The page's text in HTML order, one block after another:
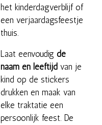
het kinderdagverblijf of
een verjaardagsfeestje
thuis.
Laat eenvoudig de
naam en leeftijd van je
kind op de stickers
drukken en maak van
elke traktatie een
persoonlijk feest. De